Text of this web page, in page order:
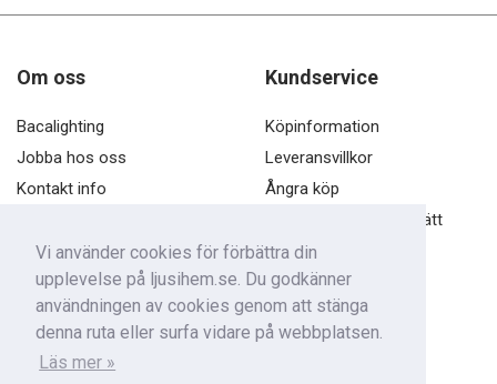
Vi använder cookies för förbättra din
upplevelse på ljusihem.se. Du godkänner
användningen av cookies genom att stänga
denna ruta eller surfa vidare på webbplatsen.
Läs mer »
Om oss
Bacalighting
Jobba hos oss
Kontakt info
Kundservice
Köpinformation
Leveransvillkor
Ångra köp
Öppet köp och ångerrätt
Dataskyddspolicy
Kontakta oss
Baca Nordic AB
Fjärilsgatan 1, 60361 Norrköping